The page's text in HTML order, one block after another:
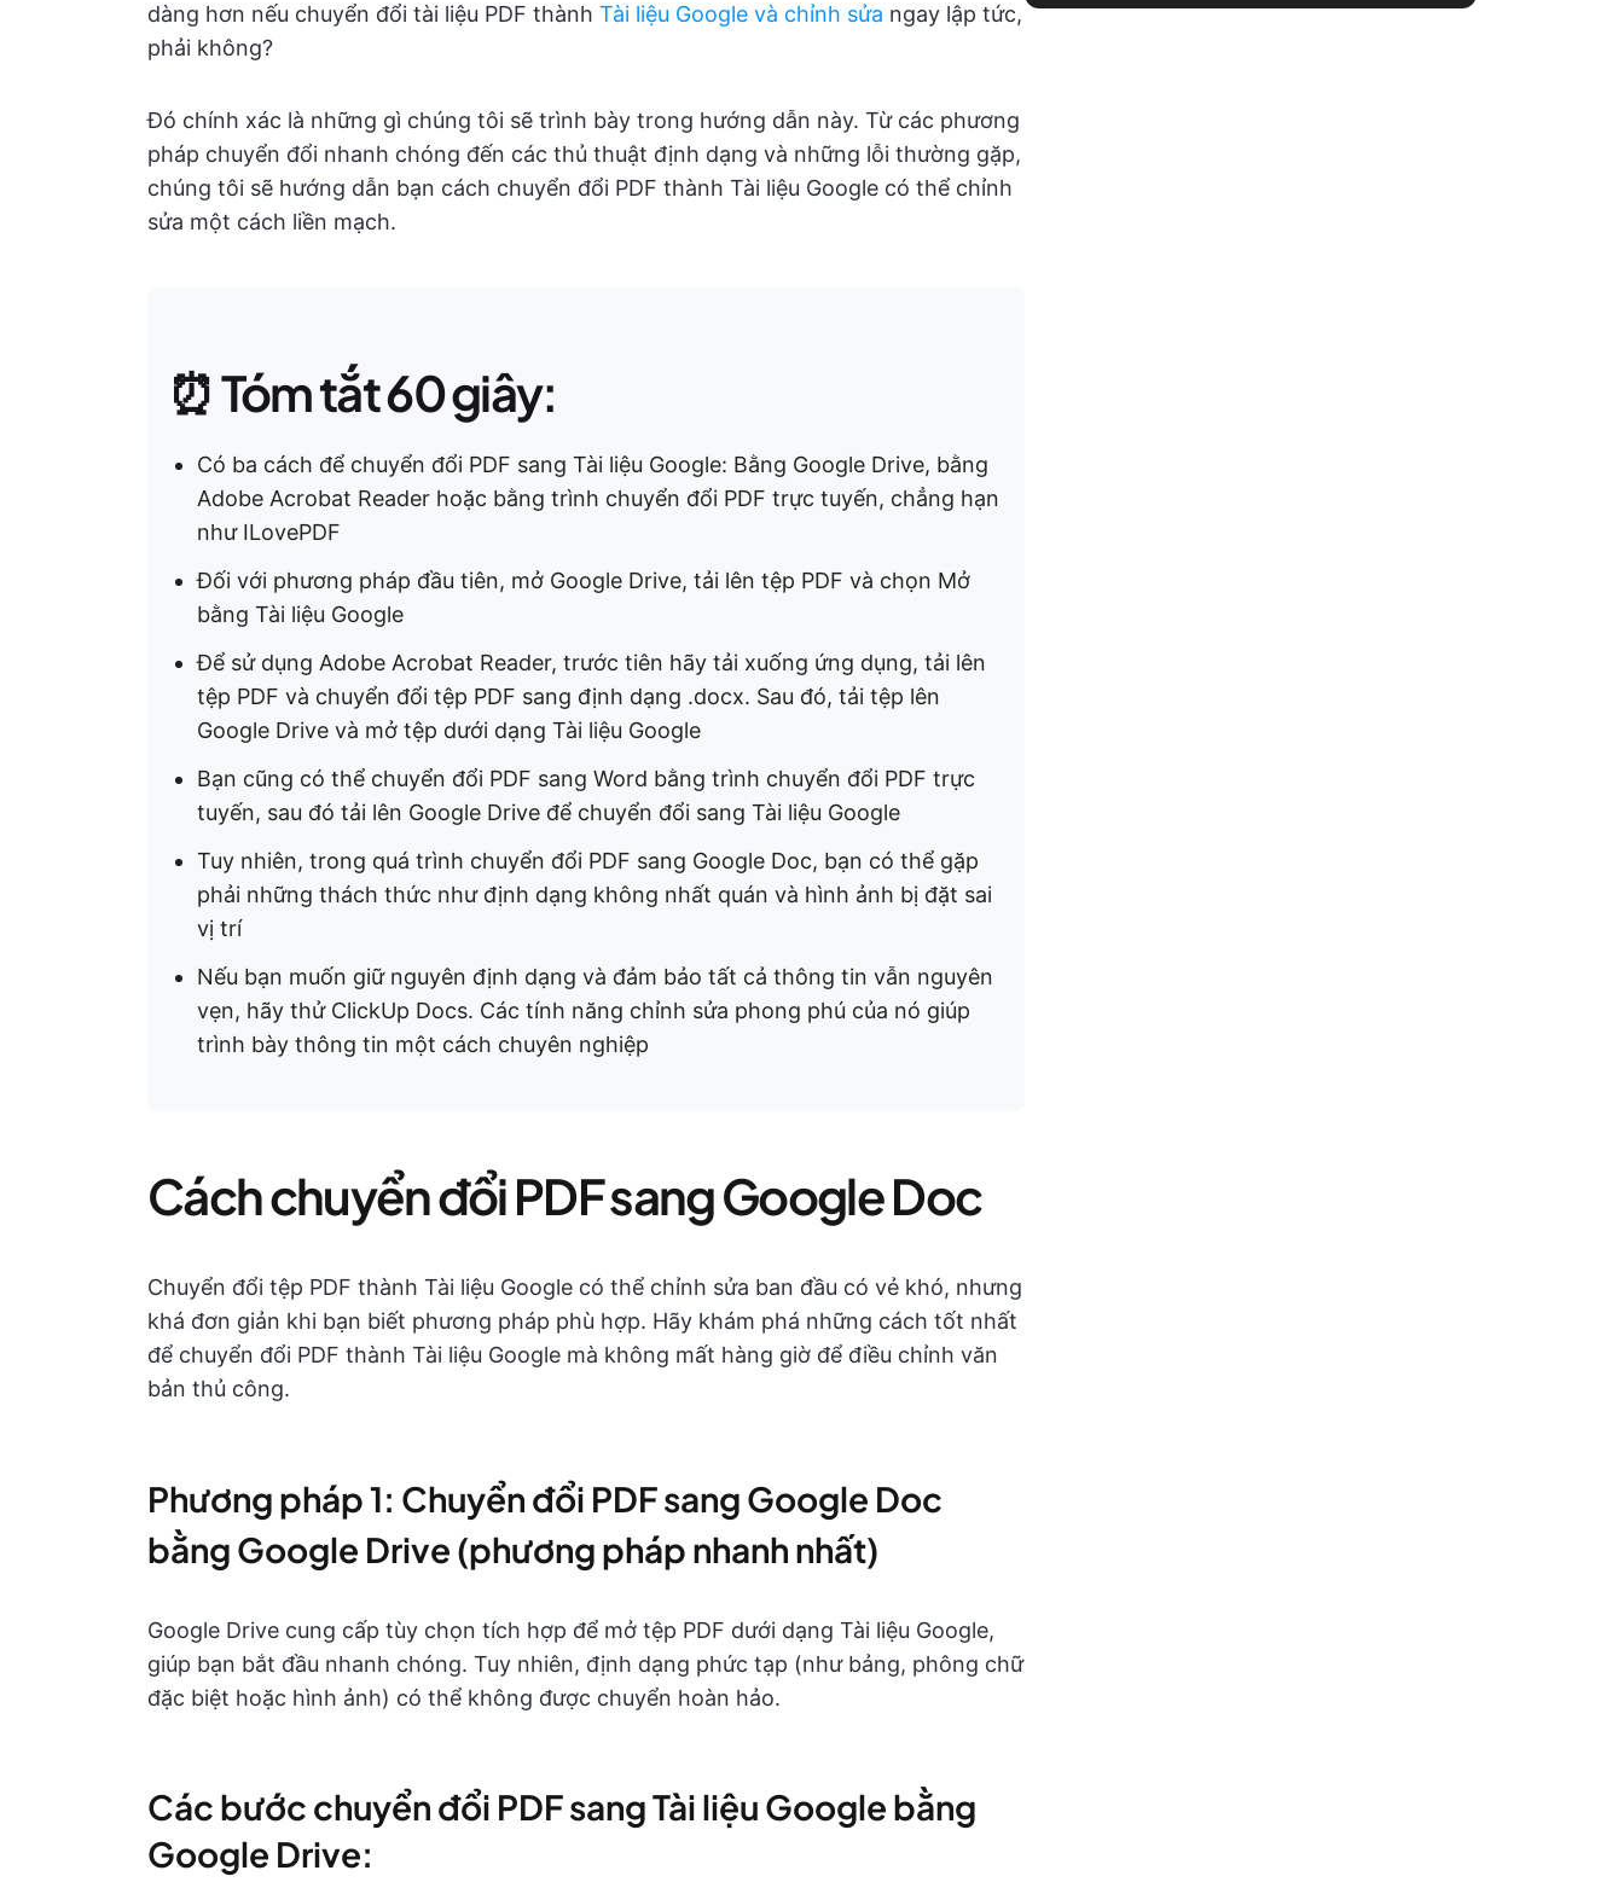
dàng hơn nếu chuyển đổi tài liệu PDF thành Tài liệu Google và chỉnh sửa ngay lập tức,
phải không?
Đó chính xác là những gì chúng tôi sẽ trình bày trong hướng dẫn này. Từ các phương
pháp chuyển đổi nhanh chóng đến các thủ thuật định dạng và những lỗi thường gặp,
chúng tôi sẽ hướng dẫn bạn cách chuyển đổi PDF thành Tài liệu Google có thể chỉnh
sửa một cách liền mạch.
⏰ Tóm tắt 60 giây:
Có ba cách để chuyển đổi PDF sang Tài liệu Google: Bằng Google Drive, bằng
Adobe Acrobat Reader hoặc bằng trình chuyển đổi PDF trực tuyến, chẳng hạn
như ILovePDF
Đối với phương pháp đầu tiên, mở Google Drive, tải lên tệp PDF và chọn Mở
bằng Tài liệu Google
Để sử dụng Adobe Acrobat Reader, trước tiên hãy tải xuống ứng dụng, tải lên
tệp PDF và chuyển đổi tệp PDF sang định dạng .docx. Sau đó, tải tệp lên
Google Drive và mở tệp dưới dạng Tài liệu Google
Bạn cũng có thể chuyển đổi PDF sang Word bằng trình chuyển đổi PDF trực
tuyến, sau đó tải lên Google Drive để chuyển đổi sang Tài liệu Google
Tuy nhiên, trong quá trình chuyển đổi PDF sang Google Doc, bạn có thể gặp
phải những thách thức như định dạng không nhất quán và hình ảnh bị đặt sai
vị trí
Nếu bạn muốn giữ nguyên định dạng và đảm bảo tất cả thông tin vẫn nguyên
vẹn, hãy thử ClickUp Docs. Các tính năng chỉnh sửa phong phú của nó giúp
trình bày thông tin một cách chuyên nghiệp
Cách chuyển đổi PDF sang Google Doc
Chuyển đổi tệp PDF thành Tài liệu Google có thể chỉnh sửa ban đầu có vẻ khó, nhưng
khá đơn giản khi bạn biết phương pháp phù hợp. Hãy khám phá những cách tốt nhất
để chuyển đổi PDF thành Tài liệu Google mà không mất hàng giờ để điều chỉnh văn
bản thủ công.
Phương pháp 1: Chuyển đổi PDF sang Google Doc
bằng Google Drive (phương pháp nhanh nhất)
Google Drive cung cấp tùy chọn tích hợp để mở tệp PDF dưới dạng Tài liệu Google,
giúp bạn bắt đầu nhanh chóng. Tuy nhiên, định dạng phức tạp (như bảng, phông chữ
đặc biệt hoặc hình ảnh) có thể không được chuyển hoàn hảo.
Các bước chuyển đổi PDF sang Tài liệu Google bằng
Google Drive: